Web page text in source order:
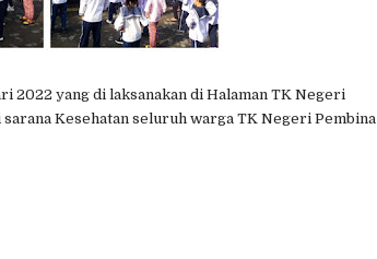
2022 yang di laksanakan di Halaman TK Negeri
Kesehatan seluruh warga TK Negeri Pembina